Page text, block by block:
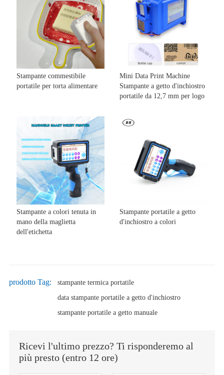
Stampante commestibile
portatile per torta alimentare
Mini Data Print Machine
Stampante a getto d'inchiostro
portatile da 12,7 mm per logo
Stampante a colori tenuta in
mano della maglietta
dell'etichetta
Stampante portatile a getto
d'inchiostro a colori
prodotto Tag:
stampante termica portatile
data stampante portatile a getto d'inchiostro
stampante portatile a getto manuale
Ricevi l'ultimo prezzo? Ti risponderemo al
più presto (entro 12 ore)